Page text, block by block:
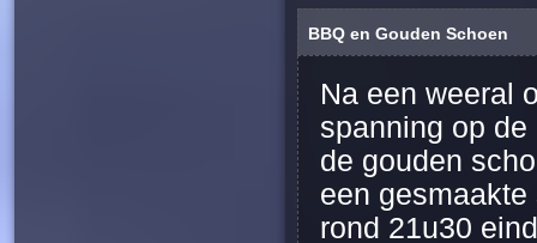
BBQ en Gouden Schoen
Na een weeral
spanning op
de gouden
een
rond 21u30